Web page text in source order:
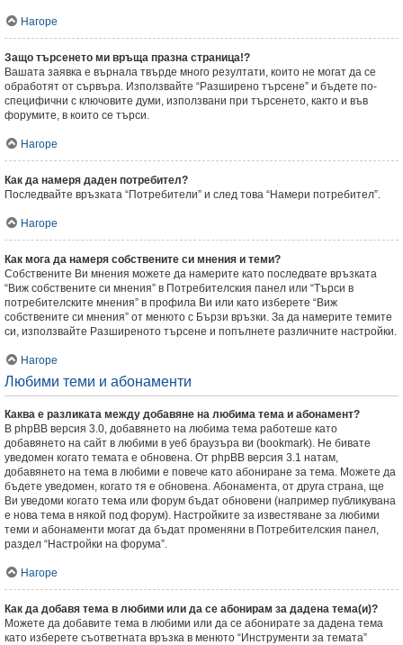
Нагоре
Защо търсенето ми връща празна страница!?
Вашата заявка е върнала твърде много резултати, които не могат да се
обработят от сървъра. Използвайте “Разширено търсене” и бъдете по-
специфични с ключовите думи, използвани при търсенето, както и във
форумите, в които се търси.
Нагоре
Как да намеря даден потребител?
Последвайте връзката “Потребители” и след това “Намери потребител”.
Нагоре
Как мога да намеря собствените си мнения и теми?
Собствените Ви мнения можете да намерите като последвате връзката
“Виж собствените си мнения” в Потребителския панел или “Търси в
потребителските мнения” в профила Ви или като изберете “Виж
собствените си мнения” от менюто с Бързи връзки. За да намерите темите
си, използвайте Разширеното търсене и попълнете различните настройки.
Нагоре
Любими теми и абонаменти
Каква е разликата между добавяне на любима тема и абонамент?
В phpBB версия 3.0, добавянето на любима тема работеше като
добавянето на сайт в любими в уеб браузъра ви (bookmark). Не бивате
уведомен когато темата е обновена. От phpBB версия 3.1 натам,
добавянето на тема в любими е повече като абониране за тема. Можете да
бъдете уведомен, когато тя е обновена. Абонамента, от друга страна, ще
Ви уведоми когато тема или форум бъдат обновени (например публикувана
е нова тема в някой под форум). Настройките за известяване за любими
теми и абонаменти могат да бъдат променяни в Потребителския панел,
раздел “Настройки на форума”.
Нагоре
Как да добавя тема в любими или да се абонирам за дадена тема(и)?
Можете да добавите тема в любими или да се абонирате за дадена тема
като изберете съответната връзка в менюто “Инструменти за темата”